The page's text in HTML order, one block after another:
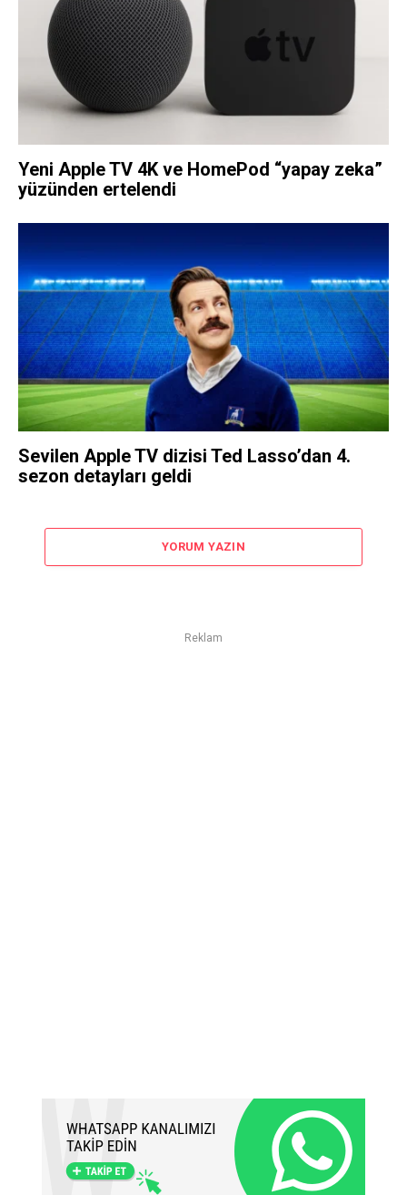
Yeni Apple TV 4K ve HomePod “yapay zeka”
yüzünden ertelendi
Sevilen Apple TV dizisi Ted Lasso’dan 4.
sezon detayları geldi
YORUM YAZIN
Reklam